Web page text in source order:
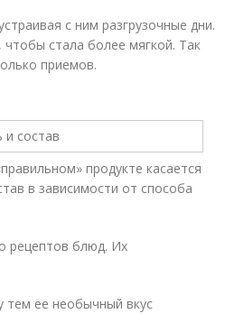
с ним разгрузочные дни.
чтобы стала более мягкой. Так
приемов.
продукте касается
в зависимости от способа
рецептов блюд. Их
тем ее необычный вкус